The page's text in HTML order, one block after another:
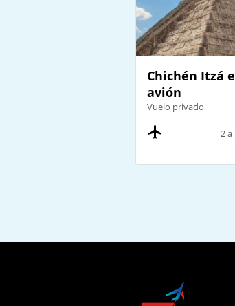
Chichén Itzá
avión
Vuelo privado
2 a